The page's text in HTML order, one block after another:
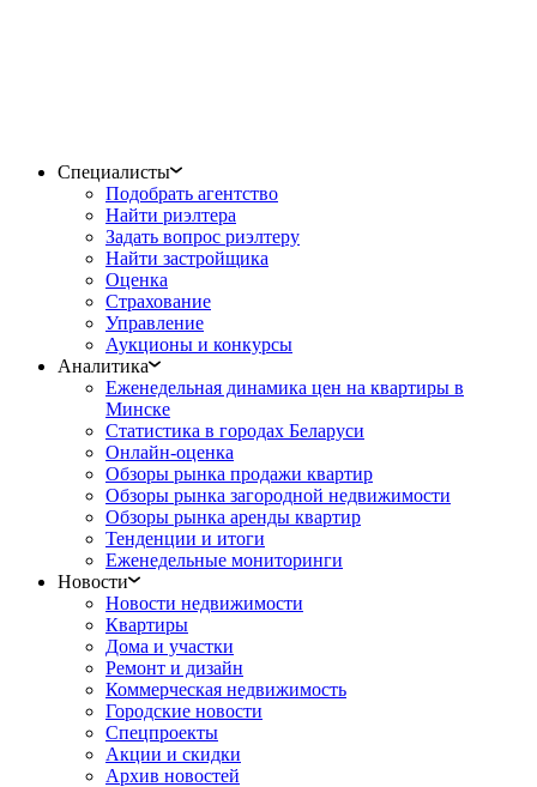
Специалисты
Подобрать агентство
Найти риэлтера
Задать вопрос риэлтеру
Найти застройщика
Оценка
Страхование
Управление
Аукционы и конкурсы
Аналитика
Еженедельная динамика цен на квартиры в
Минске
Статистика в городах Беларуси
Онлайн-оценка
Обзоры рынка продажи квартир
Обзоры рынка загородной недвижимости
Обзоры рынка аренды квартир
Тенденции и итоги
Еженедельные мониторинги
Новости
Новости недвижимости
Квартиры
Дома и участки
Ремонт и дизайн
Коммерческая недвижимость
Городские новости
Спецпроекты
Акции и скидки
Архив новостей